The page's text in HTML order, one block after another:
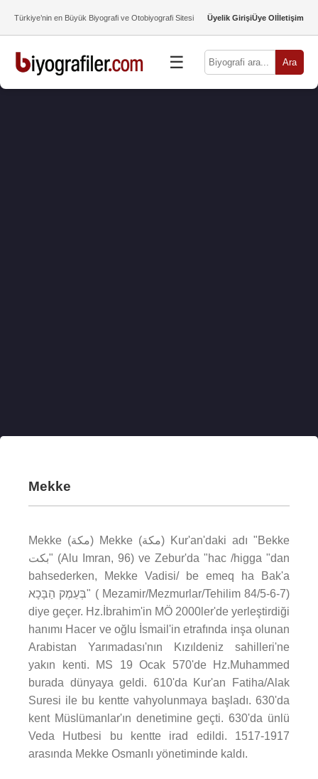
Türkiye’nin en Büyük Biyografi ve Otobiyografi Sitesi Üyelik GirişiÜye Olİletişim
☰ Ara
Mekke
Mekke (مكة) Mekke (مكة) Kur'an'daki adı "Bekke
بكت" (Alu Imran, 96) ve Zebur'da "hac /higga "dan
bahsederken, Mekke Vadisi/ be emeq ha Bak'a
בְּעֵמֶק הַבָּכָא" ( Mezamir/Mezmurlar/Tehilim 84/5-6-7)
diye geçer. Hz.İbrahim'in MÖ 2000ler'de yerleştirdiği
hanımı Hacer ve oğlu İsmail'in etrafında inşa olunan
Arabistan Yarımadası'nın Kızıldeniz sahilleri'ne
yakın kenti. MS 19 Ocak 570'de Hz.Muhammed
burada dünyaya geldi. 610'da Kur'an Fatiha/Alak
Suresi ile bu kentte vahyolunmaya başladı. 630'da
kent Müslümanlar'ın denetimine geçti. 630'da ünlü
Veda Hutbesi bu kentte irad edildi. 1517-1917
arasında Mekke Osmanlı yönetiminde kaldı.